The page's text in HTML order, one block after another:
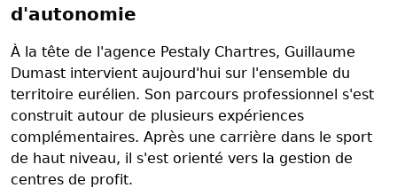
d'autonomie
À la tête de l'agence Pestaly Chartres, Guillaume
Dumast intervient aujourd'hui sur l'ensemble du
territoire eurélien. Son parcours professionnel s'est
construit autour de plusieurs expériences
complémentaires. Après une carrière dans le sport
de haut niveau, il s'est orienté vers la gestion de
centres de profit.